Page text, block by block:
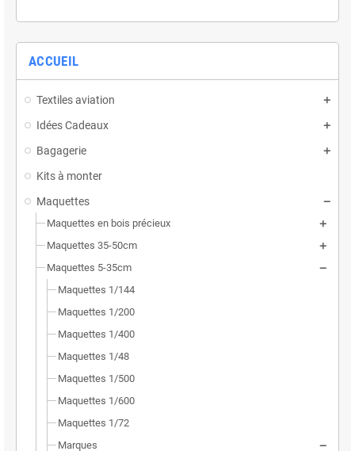
ACCUEIL
Textiles aviation
Idées Cadeaux
Bagagerie
Kits à monter
Maquettes
Maquettes en bois précieux
Maquettes 35-50cm
Maquettes 5-35cm
Maquettes 1/144
Maquettes 1/200
Maquettes 1/400
Maquettes 1/48
Maquettes 1/500
Maquettes 1/600
Maquettes 1/72
Marques